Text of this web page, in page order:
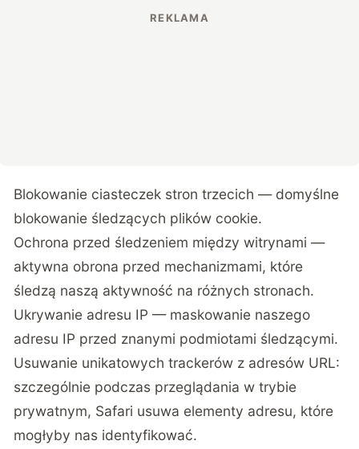
Blokowanie ciasteczek stron trzecich — domyślne
blokowanie śledzących plików cookie.
Ochrona przed śledzeniem między witrynami —
aktywna obrona przed mechanizmami, które
śledzą naszą aktywność na różnych stronach.
Ukrywanie adresu IP — maskowanie naszego
adresu IP przed znanymi podmiotami śledzącymi.
Usuwanie unikatowych trackerów z adresów URL:
szczególnie podczas przeglądania w trybie
prywatnym, Safari usuwa elementy adresu, które
mogłyby nas identyfikować.